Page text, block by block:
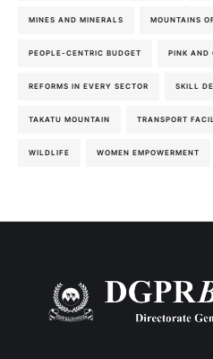
MINES AND MINERALS MOUNTAINS
PEOPLE-CENTRIC BUDGET PINK AND
REFORMS IN EVERY SECTOR SKILL
TAKATU MOUNTAIN TRANSPORT
WILDLIFE WOMEN EMPOWERMENT